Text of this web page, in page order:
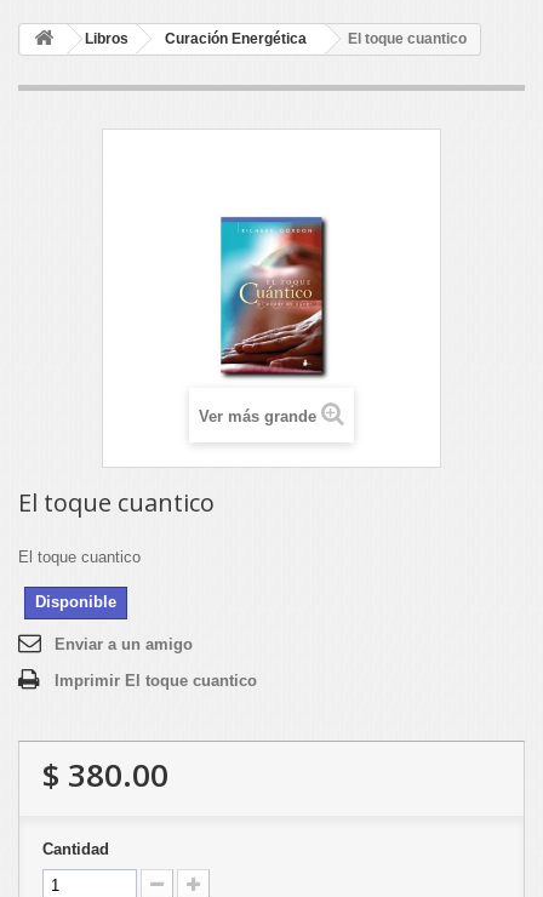
Libros Curación Energética El toque cuantico
Ver más grande
El toque cuantico
El toque cuantico
Disponible
Enviar a un amigo
Imprimir El toque cuantico
$ 380.00
Cantidad